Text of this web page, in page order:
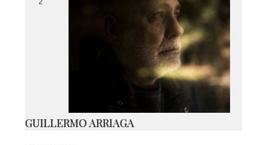
COS SUMMER EVENT_6
2
GUILLERMO ARRIAGA